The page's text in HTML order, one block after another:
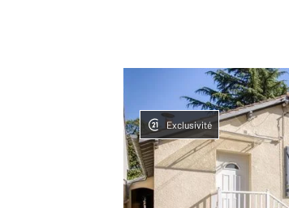
Exclusivité